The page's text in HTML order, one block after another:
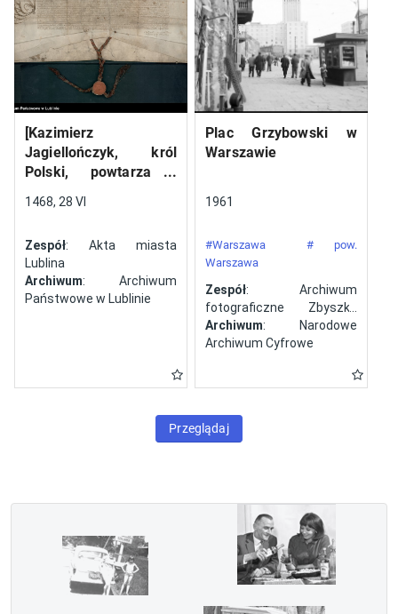
[Kazimierz
Jagiellończyk, król
Polski, powtarza i
wystawiony w Lublinie,
Jana ze Szczekocin,
starostę
1468, 28 VI
Zespół: Akta miasta
Lublina
Archiwum: Archiwum
Państwowe w Lublinie
Plac Grzybowski w
Warszawie
1961
#Warszawa
# pow.
Warszawa
Zespół: Archiwum
fotograficzne Zbyszka
Siemaszki
Archiwum: Narodowe
Archiwum Cyfrowe
Przeglądaj